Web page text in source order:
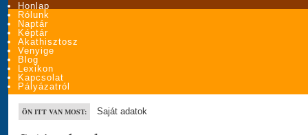
Honlap
Rólunk
Naptár
Képtár
Akathisztosz
Venyige
Blog
Lexikon
Kapcsolat
Pályázatról
ÖN ITT VAN MOST: Saját adatok